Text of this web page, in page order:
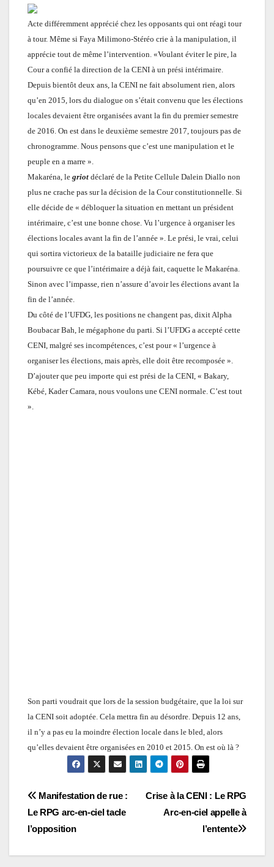
Acte différemment apprécié chez les opposants qui ont réagi tour
à tour. Même si Faya Milimono-Stéréo crie à la manipulation , il
apprécie tout de même l’intervention. «Voulant éviter le pire, la
Cour a confié la direction de la CENI à un prési intérimaire.
Depuis bientôt deux ans, la CENI ne fait absolument rien, alors
qu’en 2015, lors du dialogue on s’était convenu que les élections
locales devaient être organisées avant la fin du premier semestre
de 2016. On est dans le deuxième semestre 2017, toujours pas de
chronogramme. Nous pensons que c’est une manipulation et le
peuple en a marre ».
Makaréna, le griot déclaré de la Petite Cellule Dalein Diallo non
plus ne crache pas sur la décision de la Cour constitutionnelle. Si
elle décide de « débloquer la situation en mettant un président
intérimaire, c’est une bonne chose. Vu l’urgence à organiser les
élections locales avant la fin de l’année ». Le prési, le vrai, celui
qui sortira victorieux de la bataille judiciaire ne fera que
poursuivre ce que l’intérimaire a déjà fait, caquette le Makaréna.
Sinon avec l’impasse, rien n’assure d’avoir les élections avant la
fin de l’année.
Du côté de l’UFDG, les positions ne changent pas, dixit Alpha
Boubacar Bah, le mégaphone du parti. Si l’UFDG a accepté cette
CENI, malgré ses incompétences, c’est pour « l’urgence à
organiser les élections, mais après, elle doit être recomposée ».
D’ajouter que peu importe qui est prési de la CENI, « Bakary,
Kébé, Kader Camara, nous voulons une CENI normale. C’est tout
».
Son parti voudrait que lors de la session budgétaire, que la loi sur
la CENI soit adoptée. Cela mettra fin au désordre. Depuis 12 ans,
il n’y a pas eu la moindre élection locale dans le bled, alors
qu’elles devaient être organisées en 2010 et 2015. On est où là ?
Navigation
de
l’article
Crise à la CENI : Le RPG
Arc-en-ciel appelle à
l’entente
Manifestation de rue :
Le RPG arc-en-ciel tacle
l’opposition